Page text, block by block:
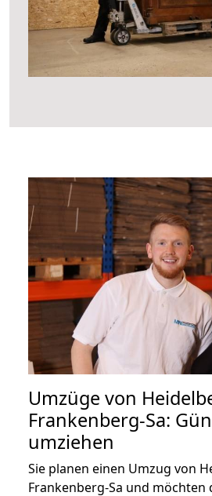
Umzüge von
Frankenberg-Sa:
umziehen
Sie planen einen Umzug von
Frankenberg-Sa und möchten